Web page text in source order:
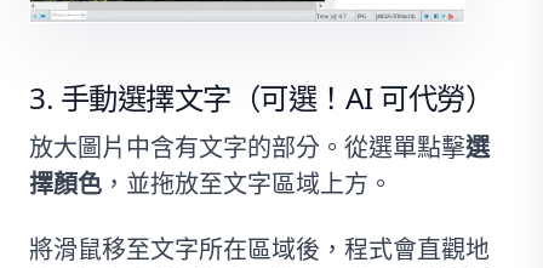
手動選擇文字（可選！AI 可代勞）
放大圖片中含有文字的部分。從選單點擊選
擇顏色 ，並拖放至文字區域上方。
將滑鼠移至文字所在區域後，程式會直觀地